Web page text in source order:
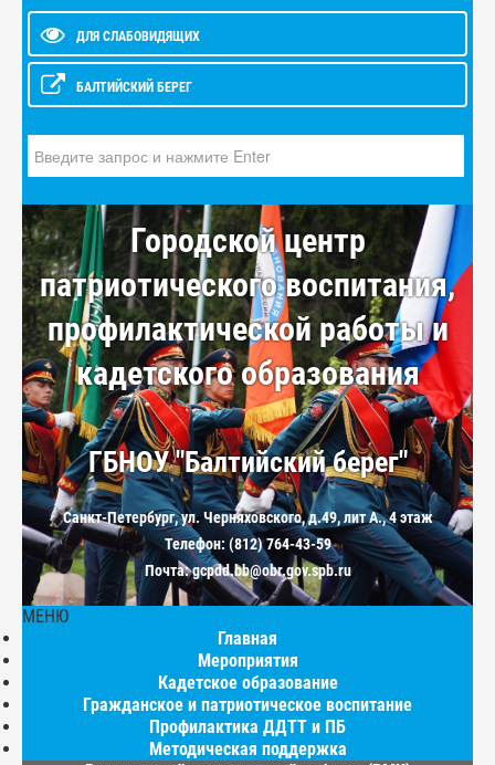
ДЛЯ СЛАБОВИДЯЩИХ
БАЛТИЙСКИЙ БЕРЕГ
Городской центр
патриотического воспитания,
профилактической работы и
кадетского образования
ГБНОУ "Балтийский берег"
Санкт-Петербург, ул. Черняховского, д.49, лит А., 4 этаж
Телефон: (812) 764-43-59
Почта: gcpdd.bb@obr.gov.spb.ru
МЕНЮ
Главная
Мероприятия
Кадетское образование
Гражданское и патриотическое воспитание
Профилактика ДДТТ и ПБ
Методическая поддержка